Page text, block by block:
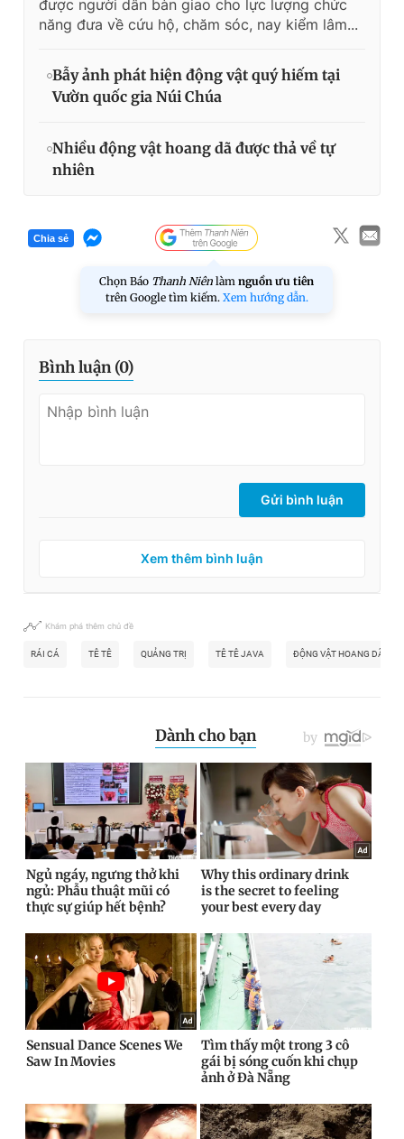
được người dân bàn giao cho lực lượng chức
năng đưa về cứu hộ, chăm sóc, nay kiểm lâm...
Bẫy ảnh phát hiện động vật quý hiếm tại
Vườn quốc gia Núi Chúa
Nhiều động vật hoang dã được thả về tự
nhiên
Chia sẻ
Chọn Báo Thanh Niên làm nguồn ưu tiên
trên Google tìm kiếm. Xem hướng dẫn.
Bình luận (0)
Gửi bình luận
Xem thêm bình luận
Khám phá thêm chủ đề
RÁI CÁ TÊ TÊ QUẢNG TRỊ TÊ TÊ JAVA ĐỘNG VẬT HOANG DÃ